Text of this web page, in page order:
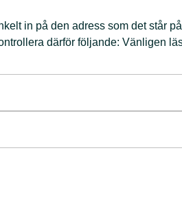
in på den adress som det står
därför följande: Vänligen